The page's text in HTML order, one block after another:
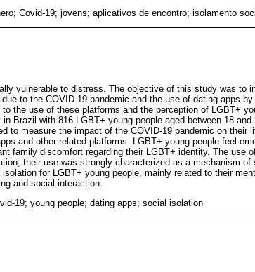
Covid-19; jovens; aplicativos de encontro; isolamento
vulnerable to distress. The objective of this study was to
to the COVID-19 pandemic and the use of dating apps
the use of these platforms and the perception of LGBT+
Brazil with 816 LGBT+ young people aged between 18
to measure the impact of the COVID-19 pandemic on their
and other related platforms. LGBT+ young people feel
family discomfort regarding their LGBT+ identity. The use
their use was strongly characterized as a mechanism
for LGBT+ young people, mainly related to their
and social interaction.
19; young people; dating apps; social isolation